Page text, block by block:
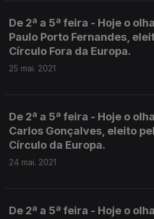
De 2ª a 5ª feira - Hoje o
Paulo Porto Fernandes,
Círculo Fora da Europa.
25 mai. 2021
De 2ª a 5ª feira - Hoje o
Carlos Gonçalves, eleito
Círculo da Europa.
24 mai. 2021
De 2ª a 5ª feira - Hoje o